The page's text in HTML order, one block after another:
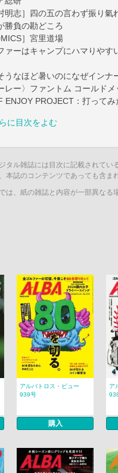
明志］四の五の言わず振り氣
勝負の勘どころ
］宮里道場
ァーはキャンプにハマりやす
うなほど暑いのになぜインナ
レー〉ファントム コールド
ENJOY PROJECT：打ってみ
に目次をよむ
タル雑誌には目次に記載されてい
本誌のコンテンツであっても含ま
は、紙の雑誌と内容が一部異なる
アルバトロス・ビュー
939号
購入
ア